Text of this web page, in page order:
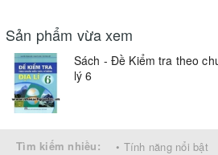
Sản phẩm vừa xem
Sách - Đề Kiểm tra theo
lý 6
Tìm kiếm nhiều: • Tính năng nổi bật